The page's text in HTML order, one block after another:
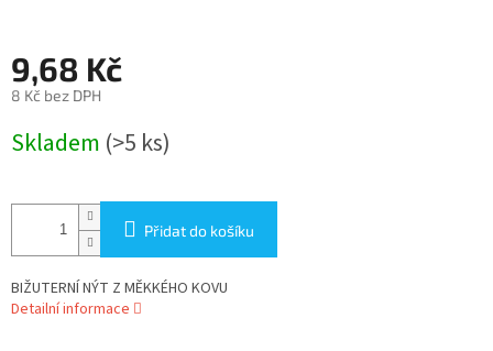
9,68 Kč
8 Kč bez DPH
cena:
Skladem (>5 ks)
Přidat do košíku
BIŽUTERNÍ NÝT Z MĚKKÉHO KOVU
Detailní informace